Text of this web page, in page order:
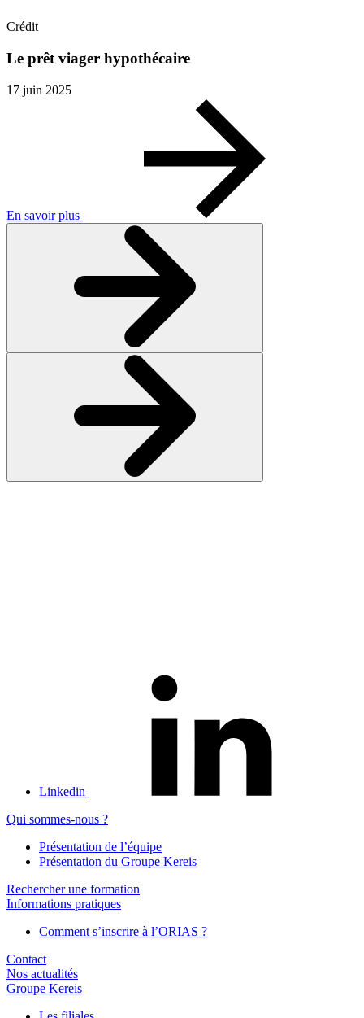
Crédit
Le prêt viager hypothécaire
17 juin 2025
En savoir plus
Linkedin
Qui sommes-nous ?
Présentation de l’équipe
Présentation du Groupe Kereis
Rechercher une formation
Informations pratiques
Comment s’inscrire à l’ORIAS ?
Contact
Nos actualités
Groupe Kereis